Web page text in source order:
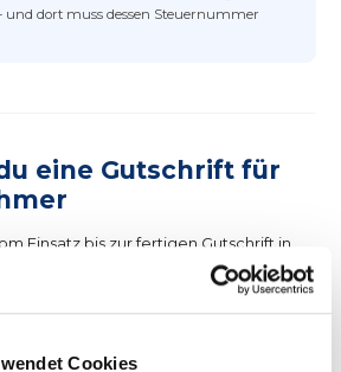
Cookies
und dort muss dessen Steuernummer
eine Gutschrift für
Einsatz bis zur fertigen Gutschrift in
erbringt die vereinbarte Leistung.